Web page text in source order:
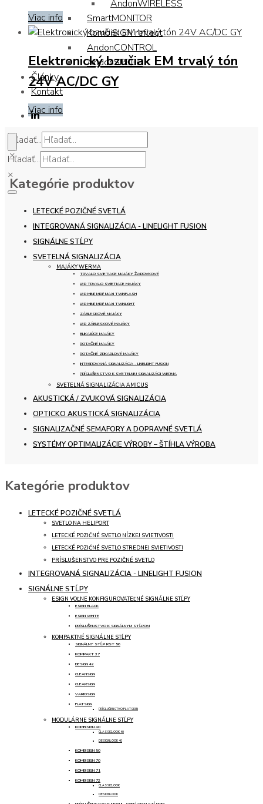
AndonWIRELESS
SmartMONITOR
KombiSIGN reflect
AndonCONTROL
AndonSPEED
Články
Kontakt
Hľadať...
×
Viac info
Elektronický bzučiak EM trvalý tón
24V AC/DC GY
Viac info
Hľadať...
×
Kategórie produktov
LETECKÉ POZIČNÉ SVETLÁ
INTEGROVANÁ SIGNALIZÁCIA - LINELIGHT FUSION
SIGNÁLNE STĹPY
SVETELNÁ SIGNALIZÁCIA
MAJÁKY WERMA
TRVALO SVIETIACE MAJÁKY ŽIAROVKOVÉ
LED TRVALO SVIETIACE MAJÁKY
LED MINI/ MIDI/ MAXI TWINFLASH
LED MINI/ MIDI/ MAXI TWINLIGHT
ZÁBLESKOVÉ MAJÁKY
LED ZÁBLESKOVÉ MAJÁKY
BLIKAJÚCE MAJÁKY
ROTAČNÉ MAJÁKY
ROTAČNÉ ZRKADLOVÉ MAJÁKY
INTEGROVANÁ SIGNALIZÁCIA - LINELIGHT FUSION
PRÍSLUŠENSTVO K SVETELNEJ SIGNALIZÁCII WERMA
SVETELNÁ SIGNALIZÁCIA AMICUS
AKUSTICKÁ / ZVUKOVÁ SIGNALIZÁCIA
OPTICKO AKUSTICKÁ SIGNALIZÁCIA
SIGNALIZAČNÉ SEMAFORY A DOPRAVNÉ SVETLÁ
SYSTÉMY OPTIMALIZÁCIE VÝROBY – ŠTÍHLA VÝROBA
Kategórie produktov
LETECKÉ POZIČNÉ SVETLÁ
SVETLO NA HELIPORT
LETECKÉ POZIČNÉ SVETLO NÍZKEJ SVIETIVOSTI
LETECKÉ POZIČNÉ SVETLO STREDNEJ SVIETIVOSTI
PRÍSLUŠENSTVO PRE POZIČNÉ SVETLO
INTEGROVANÁ SIGNALIZÁCIA - LINELIGHT FUSION
SIGNÁLNE STĹPY
ESIGN VOĽNE KONFIGUROVATEĽNÉ SIGNÁLNE STĹPY
ESIGN BLACK
ESIGN WHITE
PRÍSLUŠENSTVO K SIGNÁLNYM STĹPOM
KOMPAKTNÉ SIGNÁLNE STĹPY
SIGNÁLNY STĹP RST 56
KOMPAKT 37
DESIGN 42
CLEANSIGN
CLEARSIGN
VARIOSIGN
FLATSIGN
PRÍSLUŠENSTVO FLATSIGN
MODULÁRNE SIGNÁLNE STĹPY
KOMBISIGN 40
CLASSICLOOK 40
DESIGNLOOK 40
KOMBISIGN 50
KOMBISIGN 70
KOMBISIGN 71
KOMBISIGN 72
CLASSICLOOK
DESIGNLOOK